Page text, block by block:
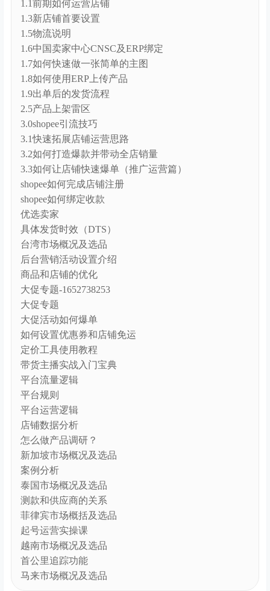
1.1前期如何运营店铺
1.3新店铺首要设置
1.5物流说明
1.6中国卖家中心CNSC及ERP绑定
1.7如何快速做一张简单的主图
1.8如何使用ERP上传产品
1.9出单后的发货流程
2.5产品上架雷区
3.0shopee引流技巧
3.1快速拓展店铺运营思路
3.2如何打造爆款并带动全店销量
3.3如何让店铺快速爆单（推广运营篇）
shopee如何完成店铺注册
shopee如何绑定收款
优选卖家
具体发货时效（DTS）
台湾市场概况及选品
后台营销活动设置介绍
商品和店铺的优化
大促专题-1652738253
大促专题
大促活动如何爆单
如何设置优惠券和店铺免运
定价工具使用教程
带货主播实战入门宝典
平台流量逻辑
平台规则
平台运营逻辑
店铺数据分析
怎么做产品调研？
新加坡市场概况及选品
案例分析
泰国市场概况及选品
测款和供应商的关系
菲律宾市场概括及选品
起号运营实操课
越南市场概况及选品
首公里追踪功能
马来市场概况及选品